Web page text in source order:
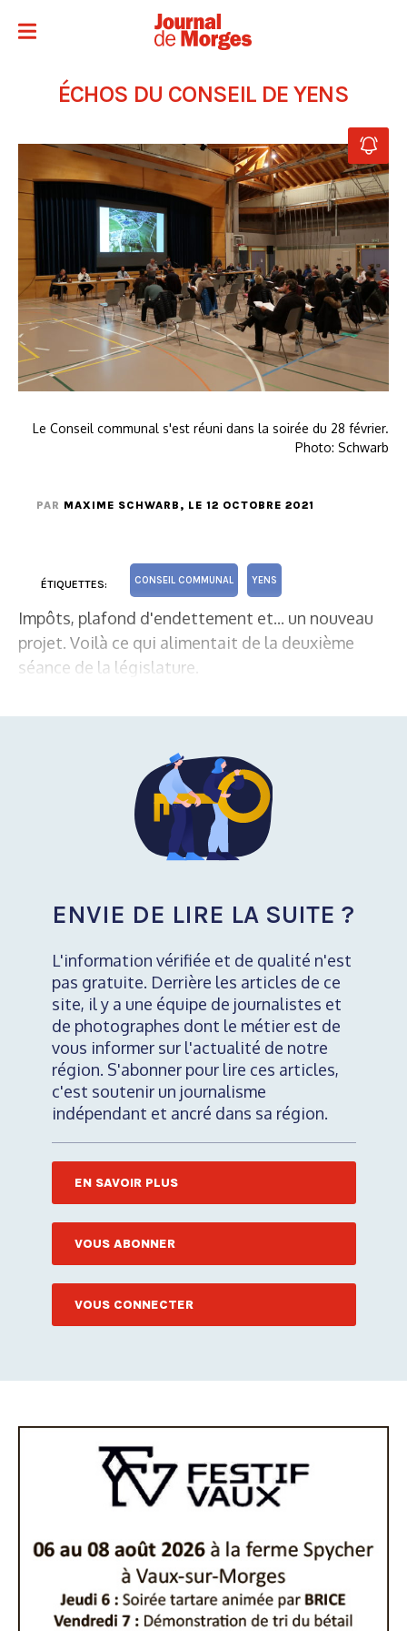
ÉCHOS DU CONSEIL DE YENS
Le Conseil communal s'est réuni dans la soirée du 28 février.
Photo: Schwarb
PAR MAXIME SCHWARB , LE 12 OCTOBRE 2021
ÉTIQUETTES: CONSEIL COMMUNAL YENS
Impôts, plafond d'endettement et... un nouveau
projet. Voilà ce qui alimentait de la deuxième
séance de la législature.
ENVIE DE LIRE LA SUITE ?
L'information vérifiée et de qualité n'est
pas gratuite. Derrière les articles de ce
site, il y a une équipe de journalistes et
de photographes dont le métier est de
vous informer sur l'actualité de notre
région. S'abonner pour lire ces articles,
c'est soutenir un journalisme
indépendant et ancré dans sa région.
EN SAVOIR PLUS
VOUS ABONNER
VOUS CONNECTER